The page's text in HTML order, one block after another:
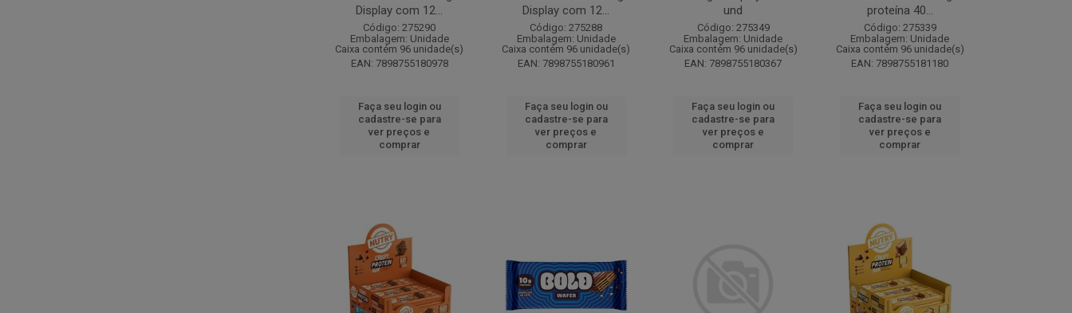
Display com 12...
Código: 275290
Embalagem: Unidade
Caixa contém 96 unidade(s)
EAN: 7898755180978
Faça seu login ou
cadastre-se para
ver preços e
comprar
Display com 12...
Código: 275288
Embalagem: Unidade
Caixa contém 96 unidade(s)
EAN: 7898755180961
Faça seu login ou
cadastre-se para
ver preços e
comprar
und
Código: 275349
Embalagem: Unidade
Caixa contém 96 unidade(s)
EAN: 7898755180367
Faça seu login ou
cadastre-se para
ver preços e
comprar
proteína 40...
Código: 275339
Embalagem: Unidade
Caixa contém 96 unidade(s)
EAN: 7898755181180
Faça seu login ou
cadastre-se para
ver preços e
comprar